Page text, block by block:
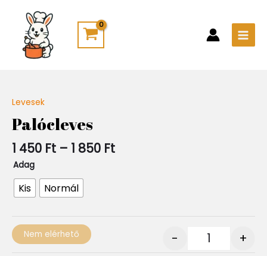
content
Levesek
Palócleves
1 450 Ft – 1 850 Ft-
1
Adag
Kis Normál
- +
Nem elérhető